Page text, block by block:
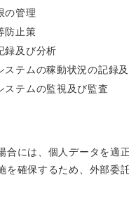
の管理
防止策
録及び分析
テムの稼動状況の記録
ステムの監視及び監査
合には、個人データを適
を確保するため、外部委